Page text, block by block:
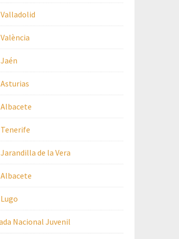
Valladolid
de la Vera
Nacional Juvenil